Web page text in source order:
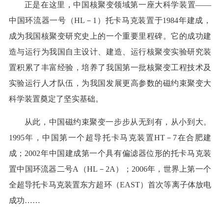
正是在这里，中国核聚变领域第一座大科学装置——
中国环流器一号（HL－1）托卡马克装置于1984年建成，
成为我国核聚变研究史上的一个重要里程碑。它的成功建
造与运行为我国自主设计、建造、运行核聚变实验研究装
置积累了丰富经验，培养了我国第一批核聚变工程技术及
实验运行人才队伍，为我国发展更高参数的磁约束聚变大
科学装置奠定了坚实基础。
从此，中国磁约束聚变一步步从无到有，从小到大。
1995年，中国第一个超导托卡马克装置HT－7在合肥建
成；2002年中国建成第一个具有偏滤器位形的托卡马克装
置中国环流器二号A（HL－2A）；2006年，世界上第一个
全超导托卡马克装置东方超环（EAST）首次等离子体放电
成功……